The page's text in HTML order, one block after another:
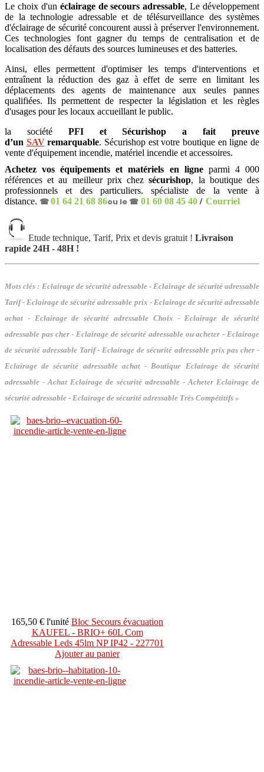
Le choix d'un éclairage de secours adressable,Le développement
de la technologie adressable et de télésurveillance des systèmes
d'éclairage de sécurité concourent aussi à préserver l'environnement.
Ces technologies font gagner du temps de centralisation et de
localisation des défauts des sources lumineuses et des batteries.
Ainsi, elles permettent d'optimiser les temps d'interventions et
entraînent la réduction des gaz à effet de serre en limitant les
déplacements des agents de maintenance aux seules pannes
qualifiées.Ils permettent de respecter la législation et les règles
d'usages pour les locaux accueillant le public.
la société PFI et Sécurishop a fait preuve
d’un SAVremarquable. Sécurishop est votre boutique en ligne de
vente d'équipement incendie, matériel incendie et accessoires.
Achetez vos équipements et matériels en ligneparmi 4 000
références et au meilleur prix chezsécurishop, la boutique des
professionnels et des particuliers. spécialiste de la vente à
distance. ☎01 64 21 68 86ou le ☎ 01 60 08 45 40 / Courriel
Etude technique, Tarif, Prix et devis gratuit ! Livraison
rapide 24H - 48H !
Mots clés : Eclairage de sécurité adressable - Eclairage de sécurité adressable
Tarif - Eclairage de sécurité adressable prix - Eclairage de sécurité adressable
achat - Eclairage de sécurité adressable Choix - Eclairage de sécurité
adressable pas cher - Eclairage de sécurité adressable ou acheter - Eclairage
de sécurité adressable Tarif - Eclairage de sécurité adressable prix pas cher -
Eclairage de sécurité adressable achat - Boutique Eclairage de sécurité
adressable - Achat Eclairage de sécurité adressable - Acheter Eclairage de
sécurité adressable - Eclairage de sécurité adressable Très Compétitifs »
165,50 € l'unité Bloc Secours évacuation
KAUFEL - BRIO+ 60L Com
Adressable Leds 45lm NP IP42 - 227701
Ajouter au panier